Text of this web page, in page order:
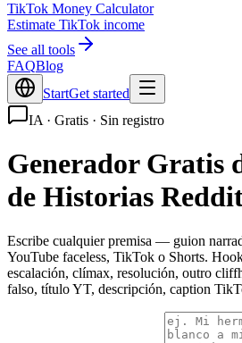
TikTok Money Calculator
Estimate TikTok income
See all tools
FAQBlog
StartGet started
IA · Gratis · Sin registro
Generador Gratis
de Historias
Escribe cualquier premisa — guion
YouTube faceless, TikTok o Shorts.
escalación, clímax, resolución, outro
falso, título YT, descripción, caption